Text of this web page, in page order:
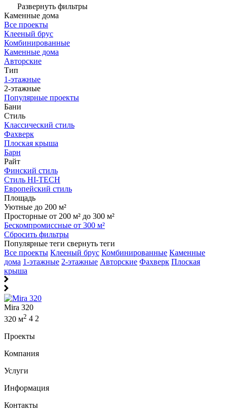
Развернуть фильтры
Каменные дома
Все проекты
Клееный брус
Комбинированные
Каменные дома
Авторские
Тип
1-этажные
2-этажные
Популярные проекты
Бани
Стиль
Классический стиль
Фахверк
Плоская крыша
Барн
Райт
Финский стиль
Стиль HI-TECH
Европейский стиль
Площадь
Уютные до 200 м²
Просторные от 200 м² до 300 м²
Бескомпромиссные от 300 м²
Сбросить фильтры
Популярные теги свернуть теги
Все проекты Клееный брус Комбинированные Каменные
дома 1-этажные 2-этажные Авторские Фахверк Плоская
крыша
Mira 320
320 м2 4 2
Проекты
Компания
Услуги
Информация
Контакты